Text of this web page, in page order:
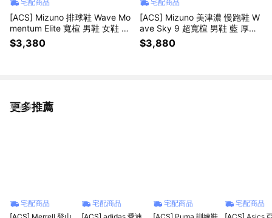
宅配商品
[ACS] Mizuno 排球鞋 Wave Mo
mentum Elite 寬楦 男鞋 女鞋 白
黑 緩衝 室內運動 美津濃 V1GA2
513-51
$3,380
宅配商品
[ACS] Mizuno 美津濃 慢跑鞋 W
ave Sky 9 超寬楦 男鞋 藍 厚底
緩震 運動鞋 J1GC2511-65
$3,880
更多推薦
看更多
宅配商品
宅配商品
宅配商品
宅配商品